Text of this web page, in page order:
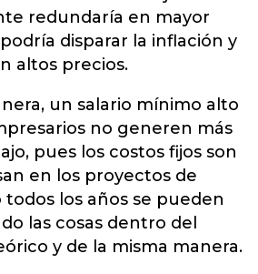
redundaría en mayor
disparar la inflación y
altos precios.
un salario mínimo alto
no generen más
pues los costos fijos son
en los proyectos de
los años se pueden
las cosas dentro del
y de la misma manera.